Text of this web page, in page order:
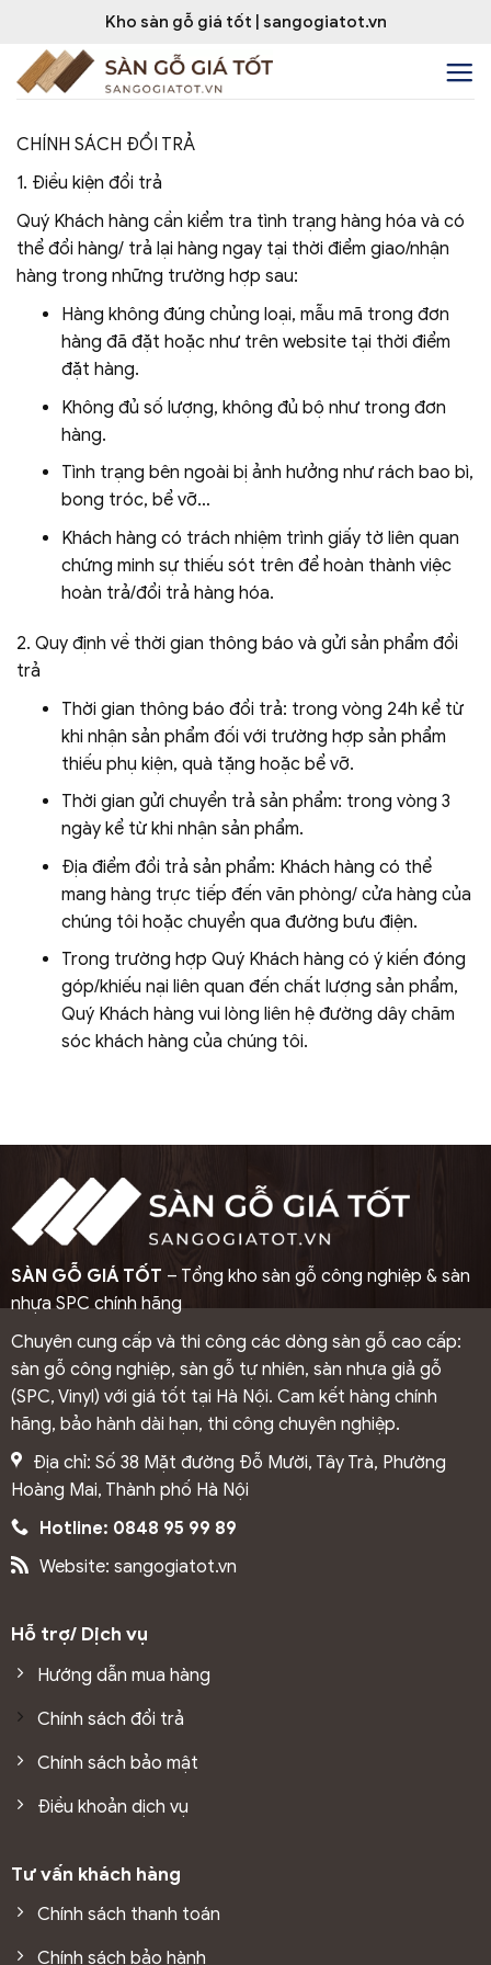
dung
Kho sàn gỗ giá tốt | sangogiatot.vn
CHÍNH SÁCH ĐỔI TRẢ
1. Điều kiện đổi trả
Quý Khách hàng cần kiểm tra tình trạng hàng hóa và có
thể đổi hàng/ trả lại hàng ngay tại thời điểm giao/nhận
hàng trong những trường hợp sau:
Hàng không đúng chủng loại, mẫu mã trong đơn
hàng đã đặt hoặc như trên website tại thời điểm
đặt hàng.
Không đủ số lượng, không đủ bộ như trong đơn
hàng.
Tình trạng bên ngoài bị ảnh hưởng như rách bao bì,
bong tróc, bể vỡ…
Khách hàng có trách nhiệm trình giấy tờ liên quan
chứng minh sự thiếu sót trên để hoàn thành việc
hoàn trả/đổi trả hàng hóa.
2. Quy định về thời gian thông báo và gửi sản phẩm đổi
trả
Thời gian thông báo đổi trả: trong vòng 24h kể từ
khi nhận sản phẩm đối với trường hợp sản phẩm
thiếu phụ kiện, quà tặng hoặc bể vỡ.
Thời gian gửi chuyển trả sản phẩm: trong vòng 3
ngày kể từ khi nhận sản phẩm.
Địa điểm đổi trả sản phẩm: Khách hàng có thể
mang hàng trực tiếp đến văn phòng/ cửa hàng của
chúng tôi hoặc chuyển qua đường bưu điện.
Trong trường hợp Quý Khách hàng có ý kiến đóng
góp/khiếu nại liên quan đến chất lượng sản phẩm,
Quý Khách hàng vui lòng liên hệ đường dây chăm
sóc khách hàng của chúng tôi.
SÀN GỖ GIÁ TỐT – Tổng kho sàn gỗ công nghiệp & sàn
nhựa SPC chính hãng
Chuyên cung cấp và thi công các dòng sàn gỗ cao cấp:
sàn gỗ công nghiệp, sàn gỗ tự nhiên, sàn nhựa giả gỗ
(SPC, Vinyl) với giá tốt tại Hà Nội. Cam kết hàng chính
hãng, bảo hành dài hạn, thi công chuyên nghiệp.
Địa chỉ: Số 38 Mặt đường Đỗ Mười, Tây Trà, Phường
Hoàng Mai, Thành phố Hà Nội
Hotline: 0848 95 99 89
Website: sangogiatot.vn
Hỗ trợ/ Dịch vụ
Hướng dẫn mua hàng
Chính sách đổi trả
Chính sách bảo mật
Điều khoản dịch vụ
Tư vấn khách hàng
Chính sách thanh toán
Chính sách bảo hành